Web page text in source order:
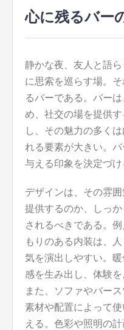
心に残るバー
静かな夜、友人と語
に思索を巡らす場。
るバーである。バー
め、社交の場を提供
し、その魅力の多く
れる要素が大きい。
与える印象を決定づけ
デザインは、その雰
提供するのか、しっ
されるべきである。
もりのある内装は、
気を演出しやすい。
感を生み出し、体験を
また、ソファやバー
素材や配置によって
える。色彩や照明の